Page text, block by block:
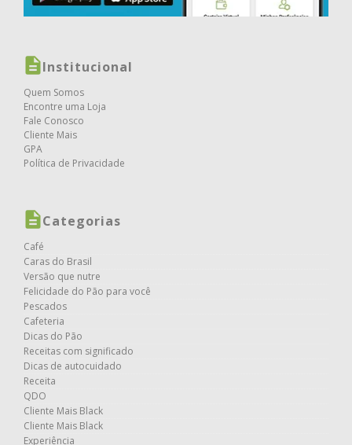
Institucional
Quem Somos
Encontre uma Loja
Fale Conosco
Cliente Mais
GPA
Política de Privacidade
Categorias
Café
Caras do Brasil
Versão que nutre
Felicidade do Pão para você
Pescados
Cafeteria
Dicas do Pão
Receitas com significado
Dicas de autocuidado
Receita
QDO
Cliente Mais Black
Cliente Mais Black
Experiência